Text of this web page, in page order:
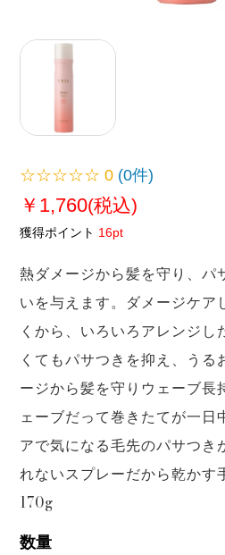
☆☆☆☆☆0 (0件)
￥1,760(税込)
獲得ポイント 16pt
熱ダメージから髪を守り、パ
いを与えます。ダメージケア
くから、いろいろアレンジし
くてもパサつきを抑え、うる
ージから髪を守りウェーブ長
ェーブだって巻きたてが一日
アで気になる毛先のパサつき
れないスプレーだから乾かす
170g
数量